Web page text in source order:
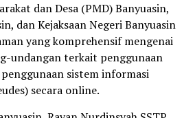
dan Desa (PMD) Banyuasin,
dan Kejaksaan Negeri Banyuasin
yang komprehensif mengenai
undangan terkait penggunaan
sistem informasi
secara online.